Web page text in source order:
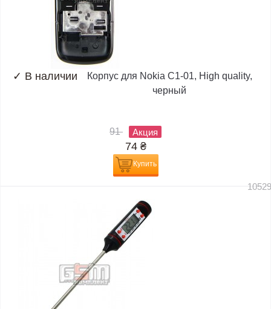
✓ В наличии
Корпус для Nokia C1-01, High quality,
черный
91 Акция
74 ₴
Купить